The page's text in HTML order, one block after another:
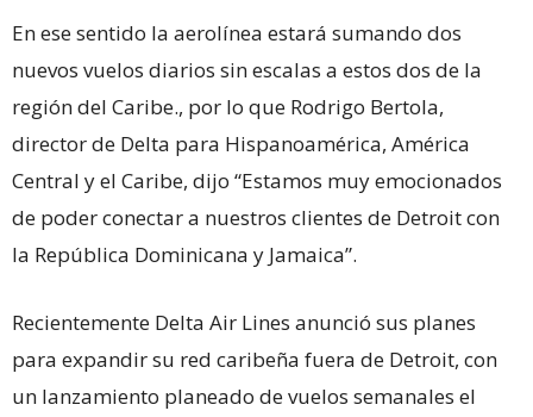
En ese sentido la aerolínea estará sumando dos
nuevos vuelos diarios sin escalas a estos dos de la
región del Caribe., por lo que Rodrigo Bertola,
director de Delta para Hispanoamérica, América
Central y el Caribe, dijo “Estamos muy emocionados
de poder conectar a nuestros clientes de Detroit con
la República Dominicana y Jamaica”.
Recientemente Delta Air Lines anunció sus planes
para expandir su red caribeña fuera de Detroit, con
un lanzamiento planeado de vuelos semanales el